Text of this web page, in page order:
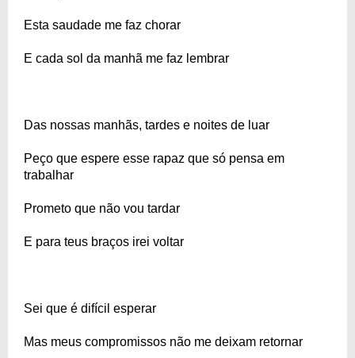
Esta saudade me faz chorar
E cada sol da manhã me faz lembrar
Das nossas manhãs, tardes e noites de luar
Peço que espere esse rapaz que só pensa em
trabalhar
Prometo que não vou tardar
E para teus braços irei voltar
Sei que é difícil esperar
Mas meus compromissos não me deixam retornar